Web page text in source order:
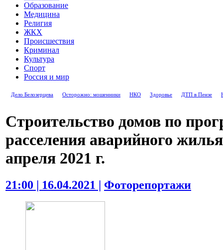
Образование
Медицина
Религия
ЖКХ
Происшествия
Криминал
Культура
Спорт
Россия и мир
Дело Белозерцева Осторожно: мошенники НКО Здоровье ДТП в Пензе
Строительство домов по
расселения аварийного
апреля 2021 г.
21:00 | 16.04.2021 | Фоторепортажи